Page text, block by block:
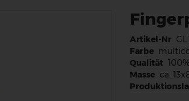
Artikel-Nr
Farbe
Qualität
Masse ca.